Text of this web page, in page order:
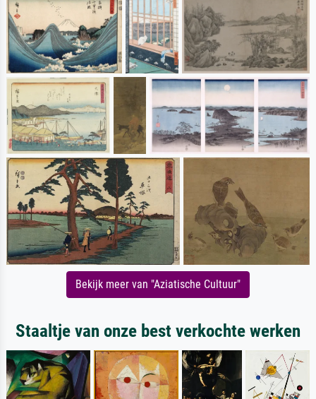
Bekijk meer van "Aziatische Cultuur"
Staaltje van onze best verkochte werken